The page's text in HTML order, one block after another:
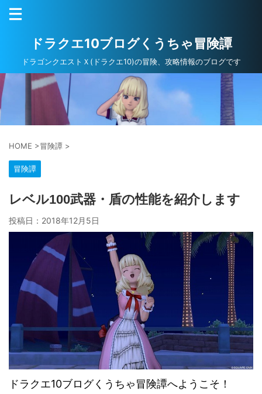
ドラクエ10ブログくうちゃ冒険譚
ドラゴンクエストＸ(ドラクエ10)の冒険、攻略情報のブログです
HOME >冒険譚 >
冒険譚
レベル100武器・盾の性能を紹介します
投稿日： 2018年12月5日
ドラクエ10ブログくうちゃ冒険譚へようこそ！